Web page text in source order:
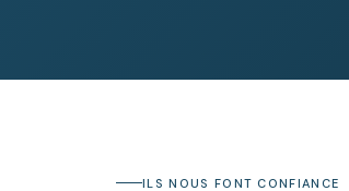
ILS NOUS FONT CONFIANCE